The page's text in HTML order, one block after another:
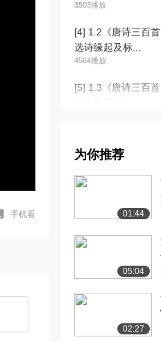
手机看
3503播放
[4] 1.2《唐诗三百
选诗缘起及标...
4564播放
[5] 1.3《唐诗三百
2132播放
[7] 2.1.2 《凝碧池
[8] 2.1.3 终南山：
[9] 2.1.3 终南山：
为你推荐
01:44
05:04
02:27